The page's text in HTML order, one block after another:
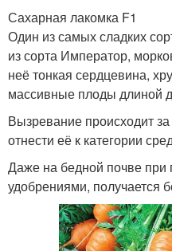
Сахарная лакомка F1
Один из самых сладких
из сорта Император,
неё тонкая сердцевина,
массивные плоды длиной
Вызревание происходит
отнести её к категории
Даже на бедной почве при
удобрениями, получается